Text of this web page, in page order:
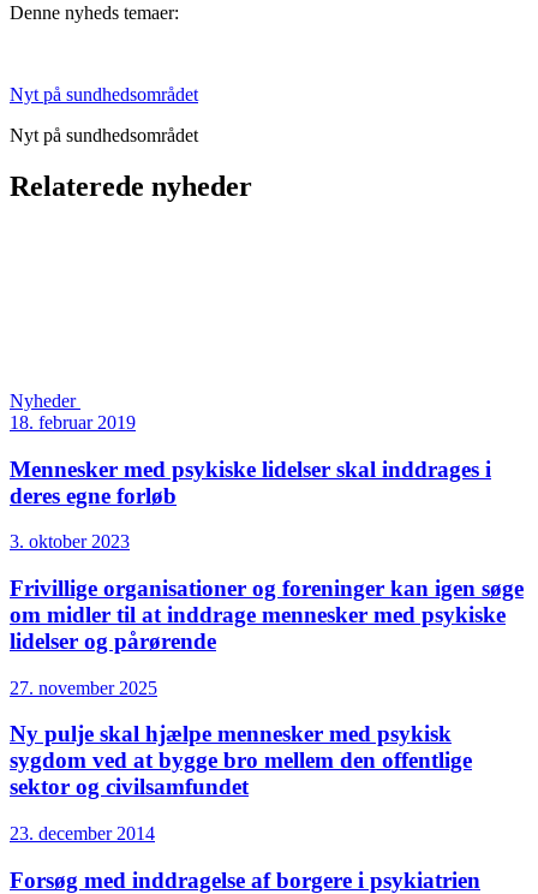
Denne nyheds temaer:
Nyt på sundhedsområdet
Nyt på sundhedsområdet
Relaterede nyheder
Nyheder
18. februar 2019
Mennesker med psykiske lidelser skal inddrages i
deres egne forløb
3. oktober 2023
Frivillige organisationer og foreninger kan igen søge
om midler til at inddrage mennesker med psykiske
lidelser og pårørende
27. november 2025
Ny pulje skal hjælpe mennesker med psykisk
sygdom ved at bygge bro mellem den offentlige
sektor og civilsamfundet
23. december 2014
Forsøg med inddragelse af borgere i psykiatrien